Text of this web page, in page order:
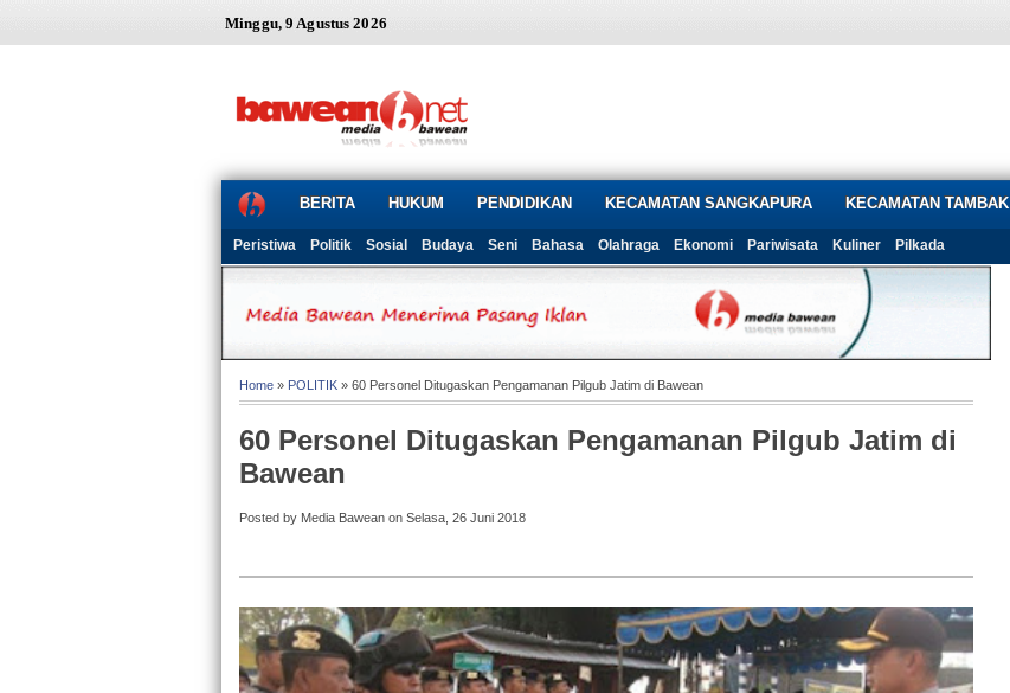
Minggu, 9 Agustus 2026
BERITA HUKUM PENDIDIKAN KECAMATAN SANGKAPURA KECAMATAN TAMBAK
Peristiwa Politik Sosial Budaya Seni Bahasa Olahraga Ekonomi Pariwisata Kuliner Pilkada
Home » POLITIK » 60 Personel Ditugaskan Pengamanan Pilgub Jatim di Bawean
60 Personel Ditugaskan Pengamanan Pilgub Jatim di
Bawean
Posted by Media Bawean on Selasa, 26 Juni 2018